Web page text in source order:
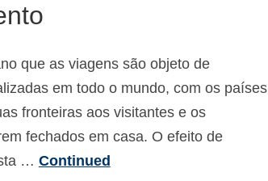
que as viagens são objeto de
em todo o mundo, com os países
fronteiras aos visitantes e os
fechados em casa. O efeito de
… Continued